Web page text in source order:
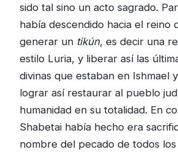
sido tal sino un acto sagrado.
había descendido hacia el reino
generar un tikún, es decir una
estilo Luria, y liberar así las
divinas que estaban en Ishmael
lograr así restaurar al pueblo
humanidad en su totalidad. En
Shabetai había hecho era
nombre del pecado de todos